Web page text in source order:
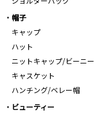
帽子
キャップ
ハット
ニットキャップ/ビーニー
キャスケット
ハンチング/ベレー帽
ビューティー